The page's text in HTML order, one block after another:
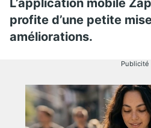
L’application mobile
profite d’une petite
améliorations.
Publicité